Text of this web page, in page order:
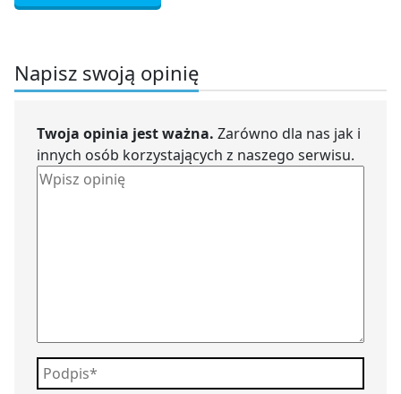
Napisz swoją opinię
Twoja opinia jest ważna. Zarówno dla nas jak i
innych osób korzystających z naszego serwisu.